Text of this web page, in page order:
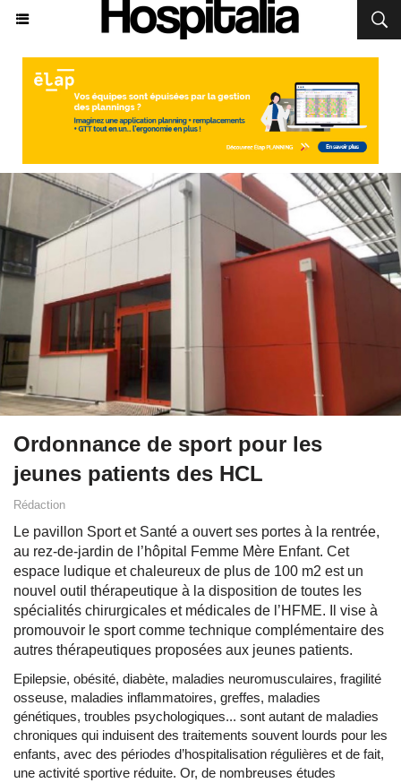
Ordonnance de sport pour les
jeunes patients des HCL
Rédaction
Le pavillon Sport et Santé a ouvert ses portes à la rentrée,
au rez-de-jardin de l’hôpital Femme Mère Enfant. Cet
espace ludique et chaleureux de plus de 100 m2 est un
nouvel outil thérapeutique à la disposition de toutes les
spécialités chirurgicales et médicales de l’HFME. Il vise à
promouvoir le sport comme technique complémentaire des
autres thérapeutiques proposées aux jeunes patients.
Epilepsie, obésité, diabète, maladies neuromusculaires, fragilité
osseuse, maladies inflammatoires, greffes, maladies
génétiques, troubles psychologiques... sont autant de maladies
chroniques qui induisent des traitements souvent lourds pour les
enfants, avec des périodes d’hospitalisation régulières et de fait,
une activité sportive réduite. Or, de nombreuses études